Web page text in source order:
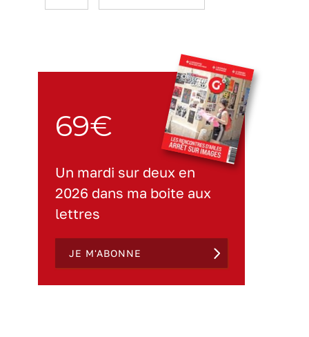
69€
Un mardi sur deux en
2026 dans ma boite aux
lettres
JE M'ABONNE